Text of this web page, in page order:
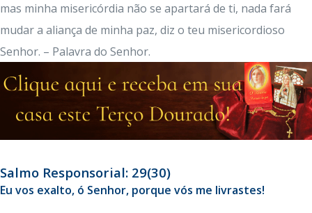
mas minha misericórdia não se apartará de ti, nada fará
mudar a aliança de minha paz, diz o teu misericordioso
Senhor. – Palavra do Senhor.
Salmo Responsorial: 29(30)
Eu vos exalto, ó Senhor, porque vós me livrastes!